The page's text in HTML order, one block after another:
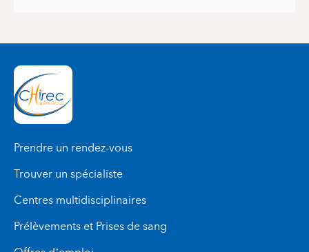
Prendre un rendez-vous
Trouver un spécialiste
Centres multidisciplinaires
Prélèvements et Prises de sang